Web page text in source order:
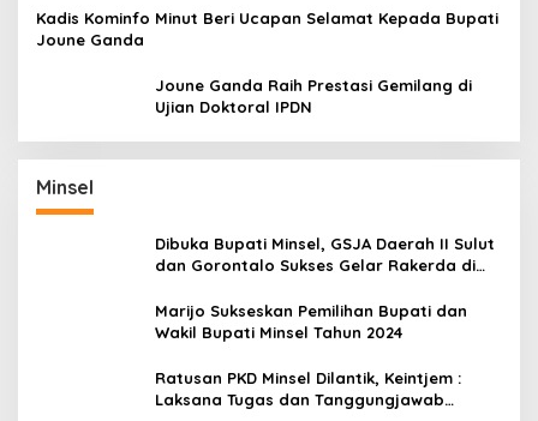
Kadis Kominfo Minut Beri Ucapan Selamat Kepada Bupati
Joune Ganda
Joune Ganda Raih Prestasi Gemilang di
Ujian Doktoral IPDN
Minsel
Dibuka Bupati Minsel, GSJA Daerah II Sulut
dan Gorontalo Sukses Gelar Rakerda di
Marijo Sukseskan Pemilihan Bupati dan
Wakil Bupati Minsel Tahun 2024
Ratusan PKD Minsel Dilantik, Keintjem :
Laksana Tugas dan Tanggungjawab